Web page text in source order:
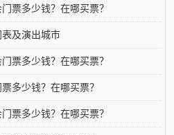
票多少钱？在哪买票？
及演出城市
票多少钱？在哪买票？
多少钱？在哪买票？
票多少钱？在哪买票？